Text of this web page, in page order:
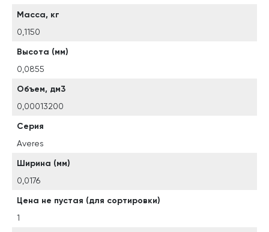
Масса, кг
0,1150
Высота (мм)
0,0855
Объем, дм3
0,00013200
Серия
Averes
Ширина (мм)
0,0176
Цена не пустая (для сортировки)
1